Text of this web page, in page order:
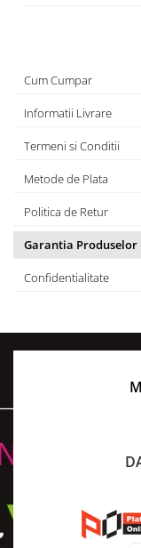
Cum Cumpar
Informatii Livrare
Termeni si Conditii
Metode de Plata
Politica de Retur
Garantia Produselor
Confidentialitate